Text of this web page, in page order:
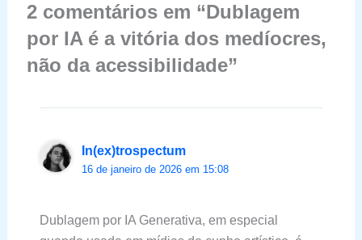
2 comentários em “Dublagem
por IA é a vitória dos medíocres,
não da acessibilidade”
In(ex)trospectum
16 de janeiro de 2026 em 15:08
Dublagem por IA Generativa, em especial